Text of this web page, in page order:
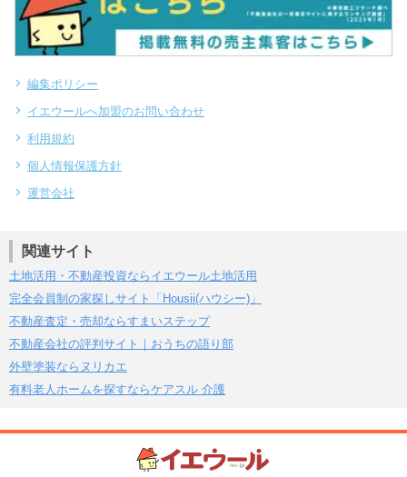
編集ポリシー
イエウールへ加盟のお問い合わせ
利用規約
個人情報保護方針
運営会社
関連サイト
土地活用・不動産投資ならイエウール土地活用
完全会員制の家探しサイト「Housii(ハウシー)」
不動産査定・売却ならすまいステップ
不動産会社の評判サイト｜おうちの語り部
外壁塗装ならヌリカエ
有料老人ホームを探すならケアスル 介護